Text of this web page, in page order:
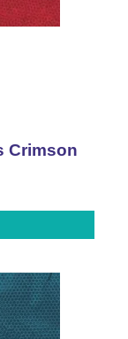
Crimson